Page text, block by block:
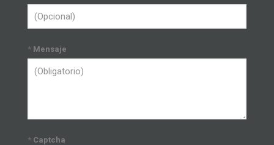
* Mensaje
* Captcha